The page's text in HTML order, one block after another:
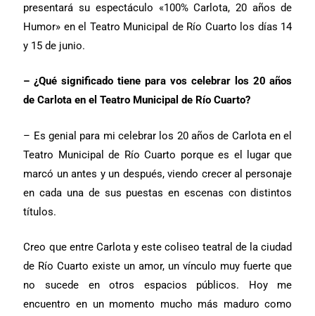
presentará su espectáculo «100% Carlota, 20 años de
Humor» en el Teatro Municipal de Río Cuarto los días 14
y 15 de junio.
– ¿Qué significado tiene para vos celebrar los 20 años
de Carlota en el Teatro Municipal de Río Cuarto?
– Es genial para mi celebrar los 20 años de Carlota en el
Teatro Municipal de Río Cuarto porque es el lugar que
marcó un antes y un después, viendo crecer al personaje
en cada una de sus puestas en escenas con distintos
títulos.
Creo que entre Carlota y este coliseo teatral de la ciudad
de Río Cuarto existe un amor, un vínculo muy fuerte que
no sucede en otros espacios públicos. Hoy me
encuentro en un momento mucho más maduro como